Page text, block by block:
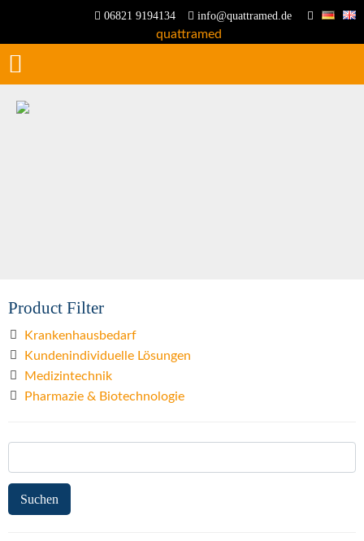
06821 9194134 info@quattramed.de
Product Filter
Krankenhausbedarf
Kundenindividuelle Lösungen
Medizintechnik
Pharmazie & Biotechnologie
Suchen